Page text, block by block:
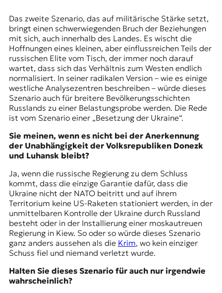
Das zweite Szenario, das auf militärische Stärke setzt,
bringt einen schwerwiegenden Bruch der Beziehungen
mit sich, auch innerhalb des Landes. Es wischt die
Hoffnungen eines kleinen, aber einflussreichen Teils der
russischen Elite vom Tisch, der immer noch darauf
wartet, dass sich das Verhältnis zum Westen endlich
normalisiert. In seiner radikalen Version – wie es einige
westliche Analysezentren beschreiben – würde dieses
Szenario auch für breitere Bevölkerungsschichten
Russlands zu einer Belastungsprobe werden. Die Rede
ist vom Szenario einer „Besetzung der Ukraine“.
Sie meinen, wenn es nicht bei der Anerkennung
der Unabhängigkeit der Volksrepubliken Donezk
und Luhansk bleibt?
Ja, wenn die russische Regierung zu dem Schluss
kommt, dass die einzige Garantie dafür, dass die
Ukraine nicht der NATO beitritt und auf ihrem
Territorium keine US-Raketen stationiert werden, in der
unmittelbaren Kontrolle der Ukraine durch Russland
besteht oder in der Installierung einer moskautreuen
Regierung in Kiew. So oder so würde dieses Szenario
ganz anders aussehen als die Krim, wo kein einziger
Schuss fiel und niemand verletzt wurde.
Halten Sie dieses Szenario für auch nur irgendwie
wahrscheinlich?